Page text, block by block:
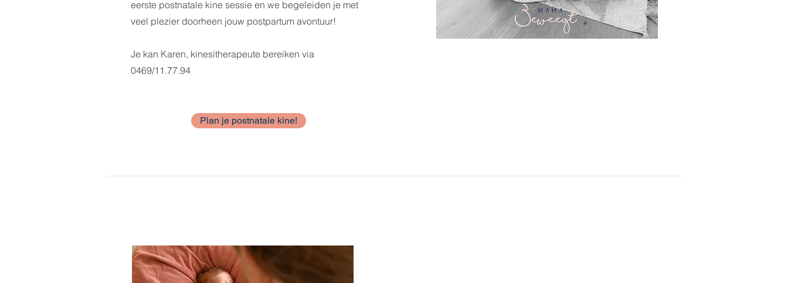
eerste postnatale kine sessie en we begeleiden je met
veel plezier doorheen jouw postpartum avontuur!
Je kan Karen, kinesitherapeute bereiken via
0469/11.77.94
Plan je postnatale kine!